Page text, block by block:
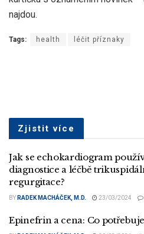
najdou.
Tags: health léčit příznaky
Zjistit více
Jak se echokardiogram
diagnostice a léčbě
regurgitace?
BY RADEK MACHÁČEK, M.D. 23/03/2024
Epinefrin a cena: Co